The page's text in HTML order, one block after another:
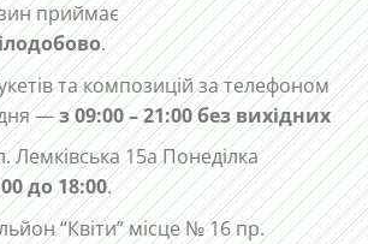
приймає
.
та композицій за телефоном
—з 09:00 – 21:00 без вихідних
Лемківська 15а Понеділка
до 18:00.
“Квіти” місце № 16 пр.